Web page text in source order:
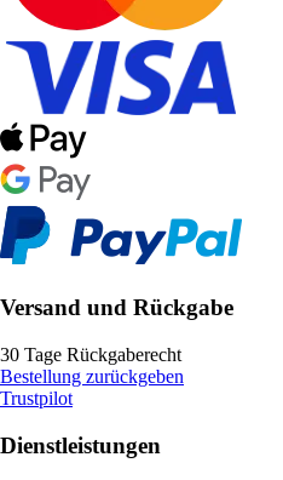
Versand und Rückgabe
30 Tage Rückgaberecht
Bestellung zurückgeben
Trustpilot
Dienstleistungen